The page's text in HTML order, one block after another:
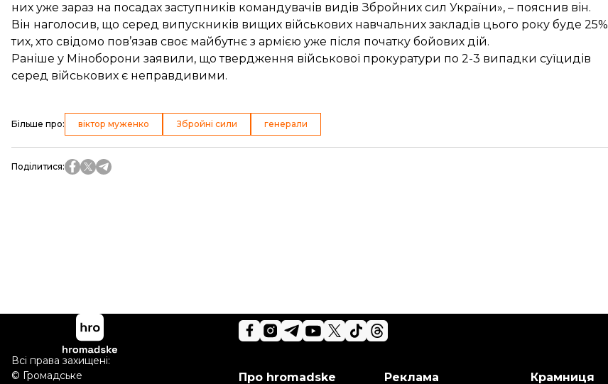
них уже зараз на посадах заступників командувачів видів Збройних сил України», – пояснив він.
Він наголосив, що серед випускників вищих військових навчальних закладів цього року буде 25%
тих, хто свідомо пов’язав своє майбутнє з армією уже після початку бойових дій.
Раніше у Міноборони заявили, що твердження військової прокуратури по 2-3 випадки суїцидів
серед військових є неправдивими.
Більше про: віктор муженко Збройні сили генерали
Поділитися:
Про hromadske Реклама Крамниця
Всі права захищені:
© Громадське